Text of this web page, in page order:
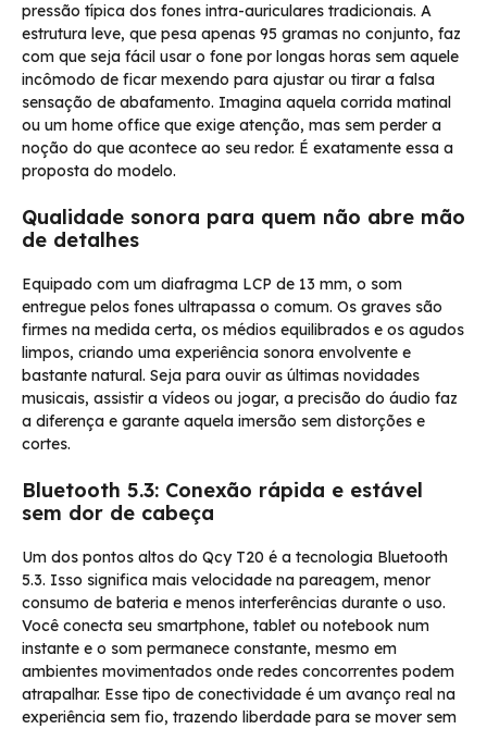
pressão típica dos fones intra-auriculares tradicionais. A
estrutura leve, que pesa apenas 95 gramas no conjunto, faz
com que seja fácil usar o fone por longas horas sem aquele
incômodo de ficar mexendo para ajustar ou tirar a falsa
sensação de abafamento. Imagina aquela corrida matinal
ou um home office que exige atenção, mas sem perder a
noção do que acontece ao seu redor. É exatamente essa a
proposta do modelo.
Qualidade sonora para quem não abre mão
de detalhes
Equipado com um diafragma LCP de 13 mm, o som
entregue pelos fones ultrapassa o comum. Os graves são
firmes na medida certa, os médios equilibrados e os agudos
limpos, criando uma experiência sonora envolvente e
bastante natural. Seja para ouvir as últimas novidades
musicais, assistir a vídeos ou jogar, a precisão do áudio faz
a diferença e garante aquela imersão sem distorções e
cortes.
Bluetooth 5.3: Conexão rápida e estável
sem dor de cabeça
Um dos pontos altos do Qcy T20 é a tecnologia Bluetooth
5.3. Isso significa mais velocidade na pareagem, menor
consumo de bateria e menos interferências durante o uso.
Você conecta seu smartphone, tablet ou notebook num
instante e o som permanece constante, mesmo em
ambientes movimentados onde redes concorrentes podem
atrapalhar. Esse tipo de conectividade é um avanço real na
experiência sem fio, trazendo liberdade para se mover sem